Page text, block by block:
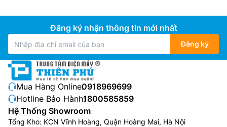
Đăng ký nhận thông tin mới nhất
Đăng ký
Mua Hàng Online:0918969699
Hotline Bảo Hành:1800585859
Hệ Thống Showroom
Tổng Kho: KCN Vĩnh Hoàng, Quận Hoàng Mai, Hà Nội